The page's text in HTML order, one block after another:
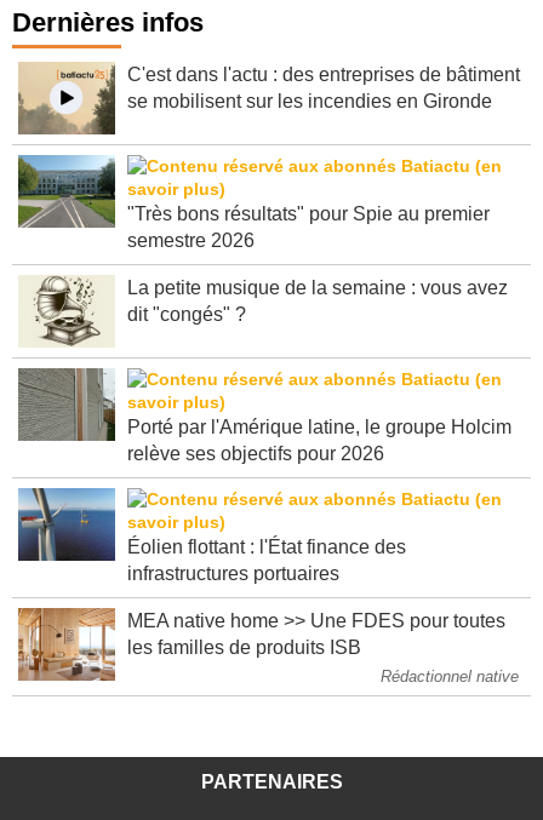
Dernières infos
C'est dans l'actu : des entreprises de bâtiment
se mobilisent sur les incendies en Gironde
"Très bons résultats" pour Spie au premier
semestre 2026
La petite musique de la semaine : vous avez
dit "congés" ?
Porté par l'Amérique latine, le groupe Holcim
relève ses objectifs pour 2026
Éolien flottant : l'État finance des
infrastructures portuaires
MEA native home >> Une FDES pour toutes
les familles de produits ISB
Rédactionnel native
PARTENAIRES